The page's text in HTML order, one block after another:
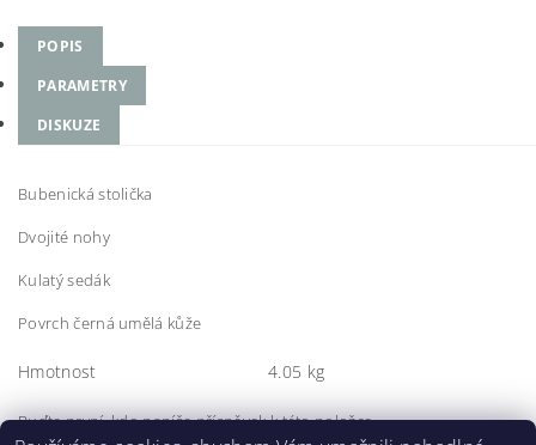
POPIS
PARAMETRY
DISKUZE
Bubenická stolička
Dvojité nohy
Kulatý sedák
Povrch černá umělá kůže
Hmotnost 4.05 kg
Buďte první, kdo napíše příspěvek k této položce.